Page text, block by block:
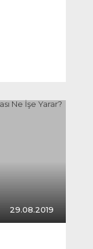
29.08.2019